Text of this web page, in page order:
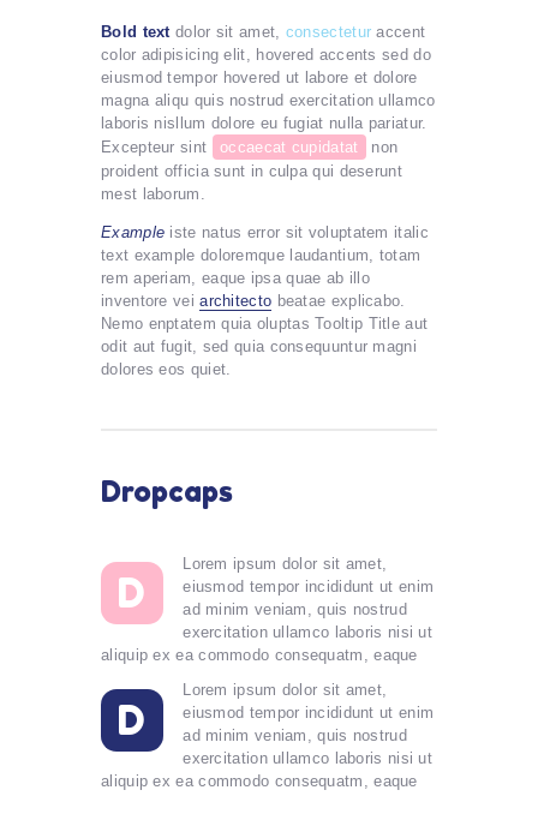
Bold text dolor sit amet, consectetur accent
color adipisicing elit, hovered accents sed do
eiusmod tempor hovered ut labore et dolore
magna aliqu quis nostrud exercitation ullamco
laboris nisllum dolore eu fugiat nulla pariatur.
Excepteur sint
occaecat cupidatat
non
proident officia sunt in culpa qui deserunt
mest laborum.
Example iste natus error sit voluptatem italic
text example doloremque laudantium, totam
rem aperiam, eaque ipsa quae ab illo
inventore veiarchitecto beatae explicabo.
Nemo enptatem quia oluptas Tooltip Title aut
odit aut fugit, sed quia consequuntur magni
dolores eos quiet.
Dropcaps
D
Lorem ipsum dolor sit amet,
eiusmod tempor incididunt ut enim
ad minim veniam, quis nostrud
exercitation ullamco laboris nisi ut
aliquip ex ea commodo consequatm, eaque
D
Lorem ipsum dolor sit amet,
eiusmod tempor incididunt ut enim
ad minim veniam, quis nostrud
exercitation ullamco laboris nisi ut
aliquip ex ea commodo consequatm, eaque